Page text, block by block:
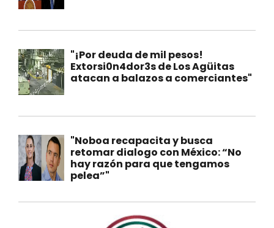
"¡Por deuda de mil pesos!
Extorsi0n4dor3s de Los Agüitas
atacan a balazos a comerciantes"
"Noboa recapacita y busca
retomar dialogo con México: “No
hay razón para que tengamos
pelea”"